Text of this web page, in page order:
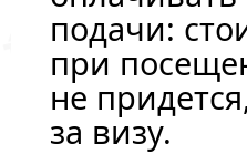
подачи:
при
не
за визу.